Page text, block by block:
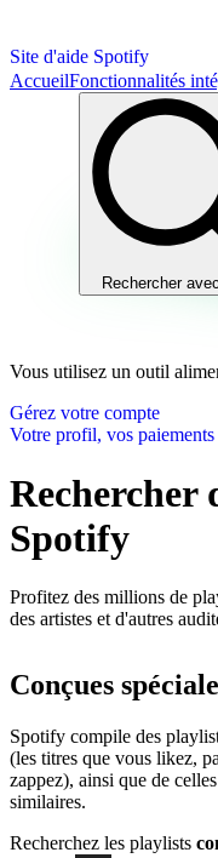
Site d'aide Spotify
AccueilFonctionnalités
Rechercher
Vous utilisez un outil
Gérez votre compte
Votre profil, vos
Rechercher
Spotify
Profitez des millions de
des artistes et d'autres
Conçues
Spotify compile des
(les titres que vous likez,
zappez), ainsi que de
similaires.
Recherchez les playlists